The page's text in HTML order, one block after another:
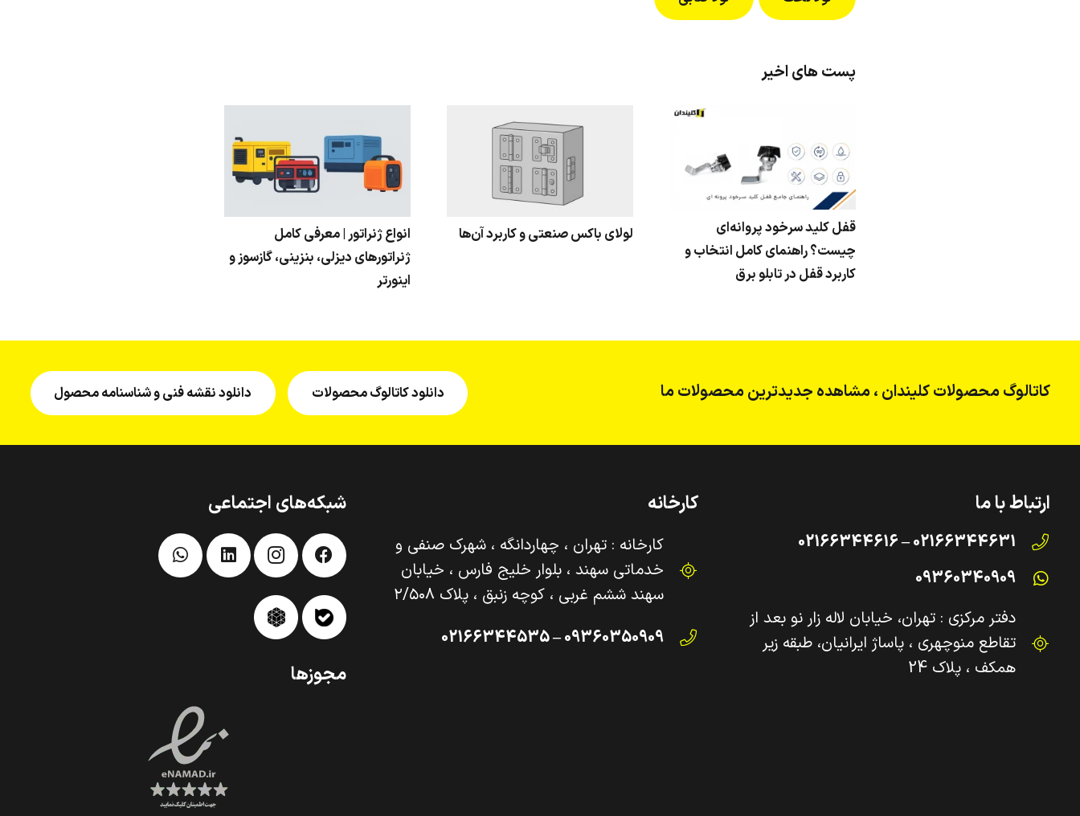
پست های اخیر
قفل کلید سرخود پروانه‌ای
چیست؟ راهنمای کامل انتخاب و
کاربرد قفل در تابلو برق
لولای باکس صنعتی و کاربرد آن‌ها
انواع ژنراتور | معرفی کامل
ژنراتورهای دیزلی، بنزینی، گازسوز و
اینورتر
کاتالوگ محصولات کلیندان ، مشاهده جدیدترین محصولات ما دانلود کاتالوگ محصولات دانلود نقشه فنی و شناسنامه محصول
ارتباط با ما
02166344631 – 02166344616
09360340909
دفتر مرکزی : تهران، خیابان لاله زار نو بعد از
تقاطع منوچهری ، پاساژ ایرانیان، طبقه زیر
همکف ، پلاک 24
کارخانه
کارخانه : تهران ، چهاردانگه ، شهرک صنفی و‌
خدماتی سهند ، بلوار خلیج فارس ، خیابان
سهند ششم غربی ، کوچه زنبق ، پلاک ۲/۵۰۸
09360350909 – 02166344535
شبکه‌های اجتماعی
مجوزها